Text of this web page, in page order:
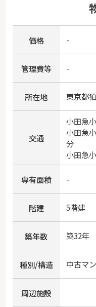
価格 -
管理費等 -
所在地 東京都
交通
小田急
小田急
分
小田急
専有面積 -
階建 5階建
築年数 築32年
種別/構造 中古マ
周辺施設